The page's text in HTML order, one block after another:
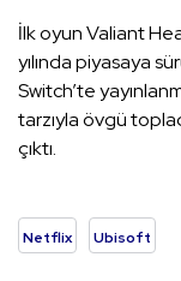
İlk oyun Valiant
yılında piyasaya
Switch’te
tarzıyla övgü
çıktı.
Netflix Ubisoft